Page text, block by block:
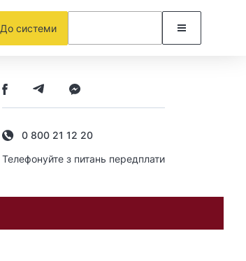
До системи
0 800 21 12 20
Телефонуйте з питань передплати